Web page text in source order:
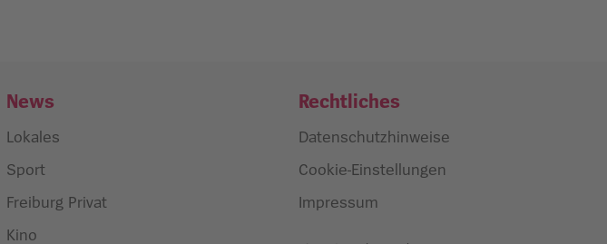
News
Lokales
Sport
Freiburg Privat
Kino
Rechtliches
Datenschutzhinweise
Cookie-Einstellungen
Impressum